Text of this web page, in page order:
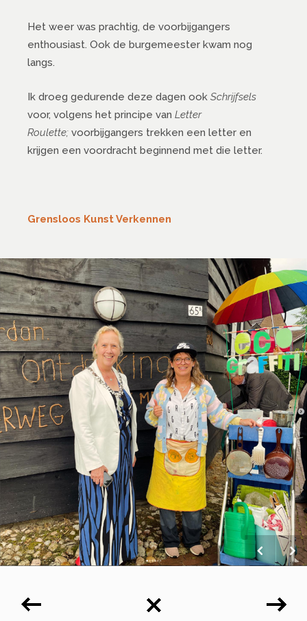
Het weer was prachtig, de voorbijgangers
enthousiast. Ook de burgemeester kwam nog
langs.
Ik droeg gedurende deze dagen ook Schrijfsels
voor, volgens het principe van Letter
Roulette; voorbijgangers trekken een letter en
krijgen een voordracht beginnend met die letter.
Grensloos Kunst Verkennen